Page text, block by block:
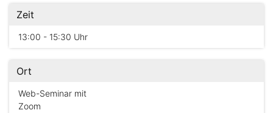
Zeit
13:00 - 15:30 Uhr
Ort
Web-Seminar mit
Zoom